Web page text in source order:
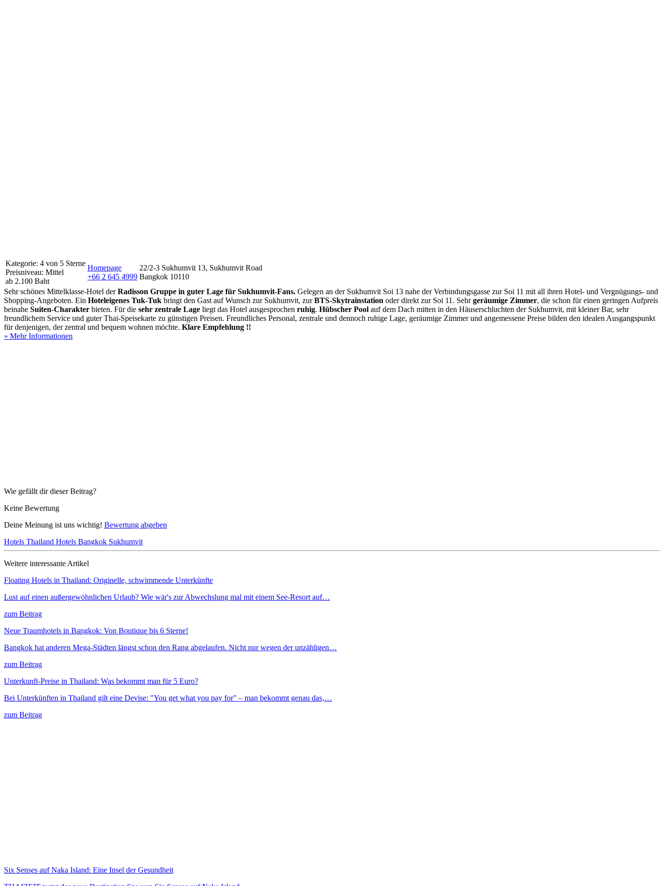
Kategorie: 4 von 5 Sterne
Preisniveau: Mittel
ab 2.100 Baht
Homepage
+66 2 645 4999
22/2-3 Sukhumvit 13, Sukhumvit Road
Bangkok 10110
Sehr schönes Mittelklasse-Hotel derRadisson Gruppe in guter Lage für Sukhumvit-Fans. Gelegen an der Sukhumvit Soi 13 nahe der Verbindungsgasse zur Soi 11 mit all ihren Hotel- und Vergnügungs- und
Shopping-Angeboten. Ein Hoteleigenes Tuk-Tuk bringt den Gast auf Wunsch zur Sukhumvit, zurBTS-Skytrainstation oder direkt zur Soi 11. Sehrgeräumige Zimmer, die schon für einen geringen Aufpreis
beinahe Suiten-Charakter bieten. Für die sehr zentrale Lage liegt das Hotel ausgesprochen ruhig. Hübscher Pool auf dem Dach mitten in den Häuserschluchten der Sukhumvit, mit kleiner Bar, sehr
freundlichem Service und guter Thai-Speisekarte zu günstigen Preisen. Freundliches Personal, zentrale und dennoch ruhige Lage, geräumige Zimmer und angemessene Preise bilden den idealen Ausgangspunkt
für denjenigen, der zentral und bequem wohnen möchte. Klare Empfehlung !!
» Mehr Informationen
Wie gefällt dir dieser Beitrag?
Keine Bewertung
Deine Meinung ist uns wichtig! Bewertung abgeben
Hotels Thailand Hotels Bangkok Sukhumvit
Weitere interessante Artikel
Floating Hotels in Thailand: Originelle, schwimmende Unterkünfte
Lust auf einen außergewöhnlichen Urlaub? Wie wär's zur Abwechslung mal mit einem See-Resort auf…
zum Beitrag
Neue Traumhotels in Bangkok: Von Boutique bis 6 Sterne!
Bangkok hat anderen Mega-Städten längst schon den Rang abgelaufen. Nicht nur wegen der unzähligen…
zum Beitrag
Unterkunft-Preise in Thailand: Was bekommt man für 5 Euro?
Bei Unterkünften in Thailand gilt eine Devise: "You get what you pay for" – man bekommt genau das,…
zum Beitrag
Six Senses auf Naka Island: Eine Insel der Gesundheit